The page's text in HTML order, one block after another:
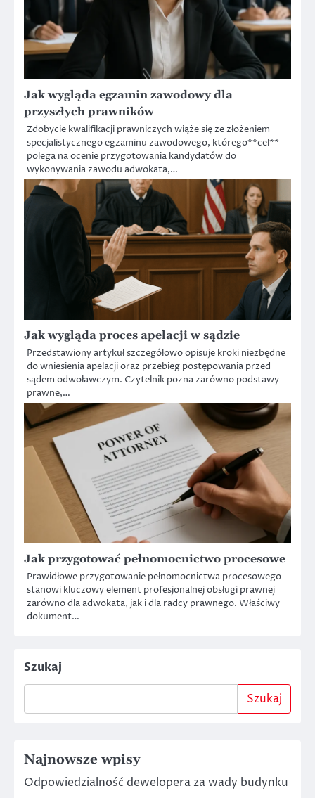
Jak wygląda egzamin zawodowy dla
przyszłych prawników
Zdobycie kwalifikacji prawniczych wiąże się ze złożeniem
specjalistycznego egzaminu zawodowego, którego**cel**
polega na ocenie przygotowania kandydatów do
wykonywania zawodu adwokata,…
Jak wygląda proces apelacji w sądzie
Przedstawiony artykuł szczegółowo opisuje kroki niezbędne
do wniesienia apelacji oraz przebieg postępowania przed
sądem odwoławczym. Czytelnik pozna zarówno podstawy
prawne,…
Jak przygotować pełnomocnictwo procesowe
Prawidłowe przygotowanie pełnomocnictwa procesowego
stanowi kluczowy element profesjonalnej obsługi prawnej
zarówno dla adwokata, jak i dla radcy prawnego. Właściwy
dokument…
Szukaj
Szukaj
Najnowsze wpisy
Odpowiedzialność dewelopera za wady budynku